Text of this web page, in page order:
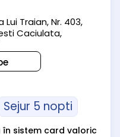
Lui Traian, Nr. 403,
Caciulata,
Sejur 5 nopti
în sistem card valoric